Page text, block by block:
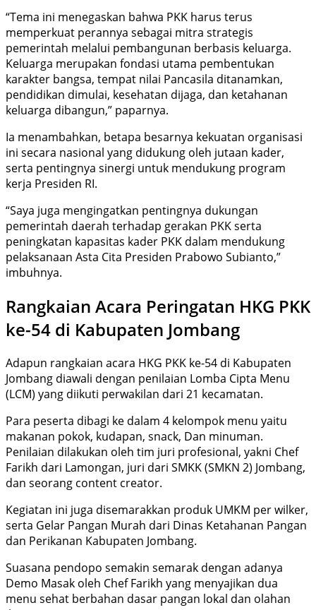
“Tema ini menegaskan bahwa PKK harus terus
memperkuat perannya sebagai mitra strategis
pemerintah melalui pembangunan berbasis keluarga.
Keluarga merupakan fondasi utama pembentukan
karakter bangsa, tempat nilai Pancasila ditanamkan,
pendidikan dimulai, kesehatan dijaga, dan ketahanan
keluarga dibangun,” paparnya.
Ia menambahkan, betapa besarnya kekuatan organisasi
ini secara nasional yang didukung oleh jutaan kader,
serta pentingnya sinergi untuk mendukung program
kerja Presiden RI.
“Saya juga mengingatkan pentingnya dukungan
pemerintah daerah terhadap gerakan PKK serta
peningkatan kapasitas kader PKK dalam mendukung
pelaksanaan Asta Cita Presiden Prabowo Subianto,”
imbuhnya.
Rangkaian Acara Peringatan HKG PKK
ke-54 di Kabupaten Jombang
Adapun rangkaian acara HKG PKK ke-54 di Kabupaten
Jombang diawali dengan penilaian Lomba Cipta Menu
(LCM) yang diikuti perwakilan dari 21 kecamatan.
Para peserta dibagi ke dalam 4 kelompok menu yaitu
makanan pokok, kudapan, snack, Dan minuman.
Penilaian dilakukan oleh tim juri profesional, yakni Chef
Farikh dari Lamongan, juri dari SMKK (SMKN 2) Jombang,
dan seorang content creator.
Kegiatan ini juga disemarakkan produk UMKM per wilker,
serta Gelar Pangan Murah dari Dinas Ketahanan Pangan
dan Perikanan Kabupaten Jombang.
Suasana pendopo semakin semarak dengan adanya
Demo Masak oleh Chef Farikh yang menyajikan dua
menu sehat berbahan dasar pangan lokal dan olahan